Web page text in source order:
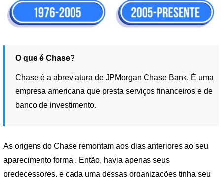
O que é Chase?
Chase é a abreviatura de JPMorgan Chase Bank. É uma
empresa americana que presta serviços financeiros e de
banco de investimento.
As origens do Chase remontam aos dias anteriores ao seu
aparecimento formal. Então, havia apenas seus
predecessores, e cada uma dessas organizações tinha seu